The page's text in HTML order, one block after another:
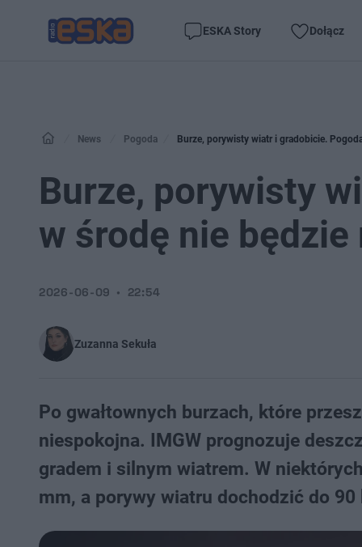
ESKA Story Dołącz
News Pogoda Burze, porywisty wiatr i gradobicie.
Burze, porywisty
w środę nie
Zuzanna Sekuła
2026-06-09 22:54
Po gwałtownych burzach, które
niespokojna. IMGW prognozuje
gradem i silnym wiatrem. W
mm, a porywy wiatru dochodzić do 90